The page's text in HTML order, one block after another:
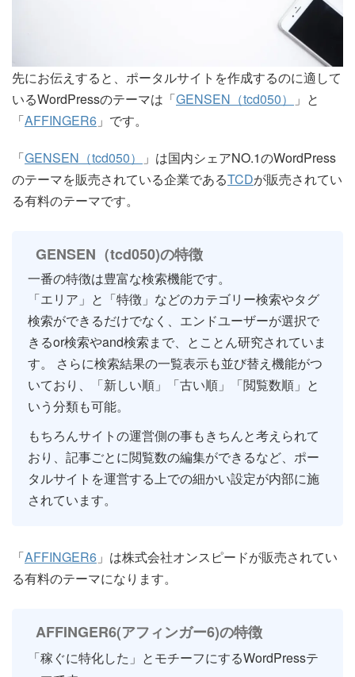
先にお伝えすると、ポータルサイトを作成するのに適して
いるWordPressのテーマは「GENSEN（tcd050）
」と
「AFFINGER6 」です。
「GENSEN（tcd050）
」は国内シェアNO.1のWordPress
のテーマを販売されている企業であるTCDが販売されてい
る有料のテーマです。
GENSEN（tcd050)の特徴
一番の特徴は豊富な検索機能です。
「エリア」と「特徴」などのカテゴリー検索やタグ
検索ができるだけでなく、エンドユーザーが選択で
きるor検索やand検索まで、とことん研究されていま
す。 さらに検索結果の一覧表示も並び替え機能がつ
いており、「新しい順」「古い順」「閲覧数順」と
いう分類も可能。
もちろんサイトの運営側の事もきちんと考えられて
おり、記事ごとに閲覧数の編集ができるなど、ポー
タルサイトを運営する上での細かい設定が内部に施
されています。
「AFFINGER6 」は株式会社オンスピードが販売されてい
る有料のテーマになります。
AFFINGER6(アフィンガー6)の特徴
「稼ぐに特化した」とモチーフにするWordPressテ